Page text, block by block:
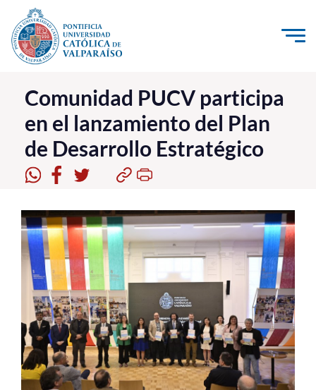
Click acá para ir directamente al contenido
La Universidad
Investigación, Creación e Innovación
PUCV Internacional
Vinculación con el Medio
Admisión
Pregrado
Postgrado
Formación Continua
Estudiantes
Académicos
Comunidad PUCV participa
en el lanzamiento del Plan
de Desarrollo Estratégico